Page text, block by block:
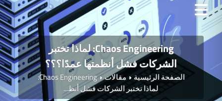
Chaos Engineering: لماذا تختبر
الشركات فشل أنظمتها عمدًا؟؟؟
الصفحة الرئيسية مقالات
Chaos Engineering:
لماذا تختبر الشركات فشل أنظ...